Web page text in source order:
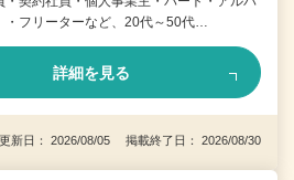
・フリーターなど、20代～50代…
詳細を見る
更新日： 2026/08/05 掲載終了日： 2026/08/30